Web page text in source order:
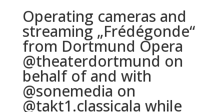
Operating cameras and
streaming „Frédégonde“
from Dortmund Opera
@theaterdortmund on
behalf of and with
@sonemedia on
@takt1.classicala while